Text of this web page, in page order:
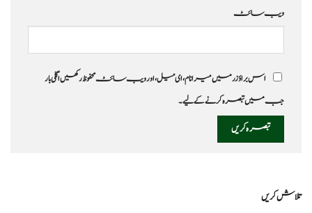
ویب‌ سائٹ
اس براؤزر میں میرا نام، ای میل، اور ویب سائٹ محفوظ رکھیں اگلی بار
جب میں تبصرہ کرنے کےلیے۔
تلاش کریں